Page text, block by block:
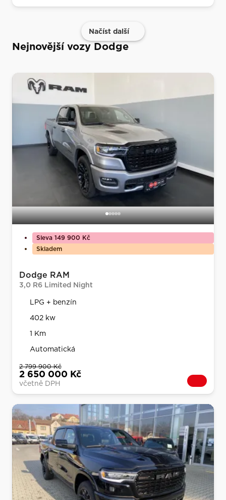
Načíst další
Nejnovější vozy Dodge
Sleva 149 900 Kč
Skladem
Dodge RAM
3,0 R6 Limited Night
LPG + benzín
402 kw
1 Km
Automatická
2 799 900 Kč
2 650 000 Kč
včetně DPH